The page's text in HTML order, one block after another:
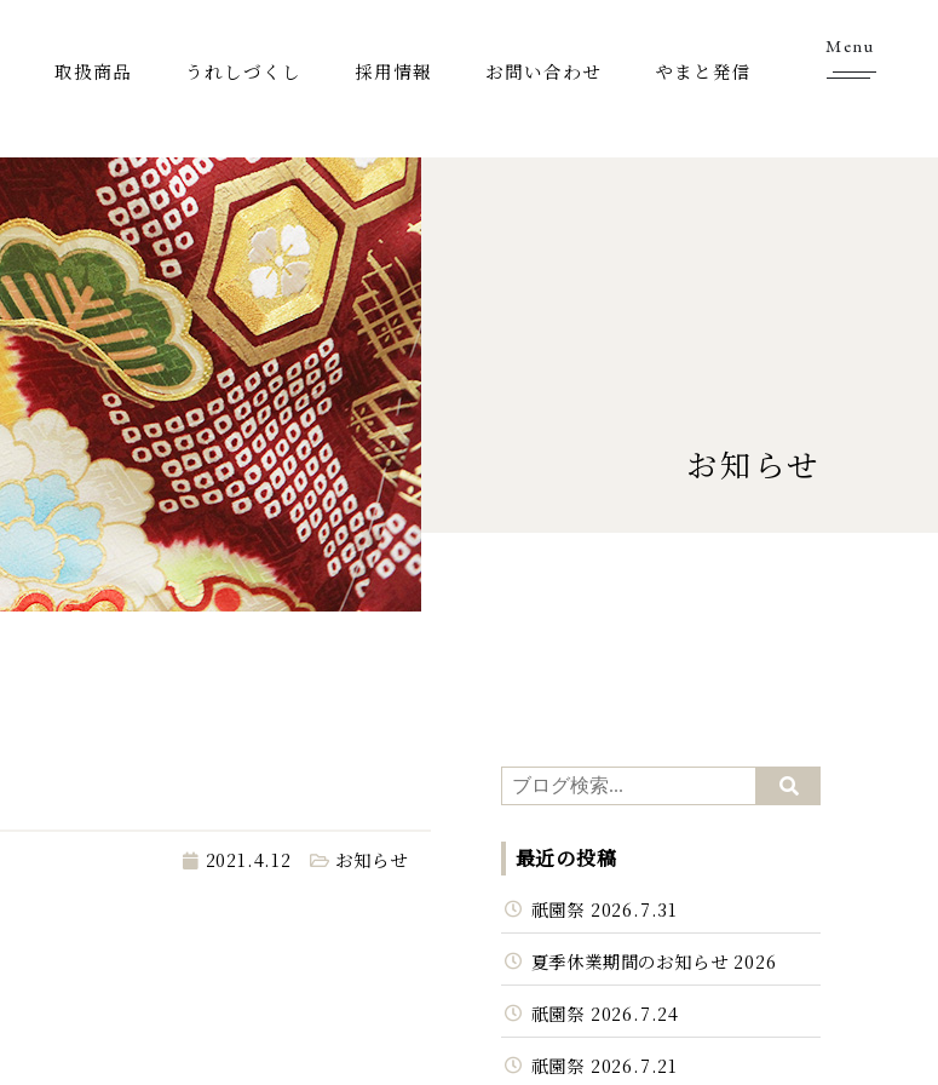
Menu
取扱商品 うれしづくし 採用情報 お問い合わせ やまと発信
お知らせ
2021.4.12 お知らせ 最近の投稿
祇園祭 2026.7.31
夏季休業期間のお知らせ 2026
祇園祭 2026.7.24
祇園祭 2026.7.21